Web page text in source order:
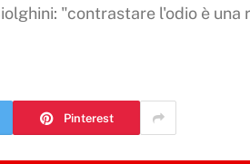
"contrastare l'odio è
Pinterest